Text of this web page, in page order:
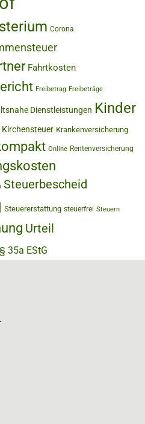
Corona
Fahrtkosten
Freibetrag Freibeträge
Dienstleistungen Kinder
Kirchensteuer Krankenversicherung
Online Rentenversicherung
Steuerbescheid
Steuererstattung steuerfrei Steuern
Urteil
§ 35a EStG